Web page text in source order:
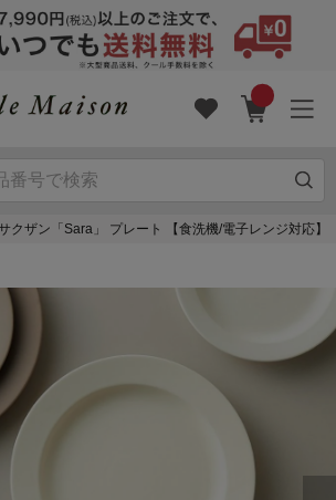
ザン「Sara」 プレート 【食洗機/電子レンジ対応】